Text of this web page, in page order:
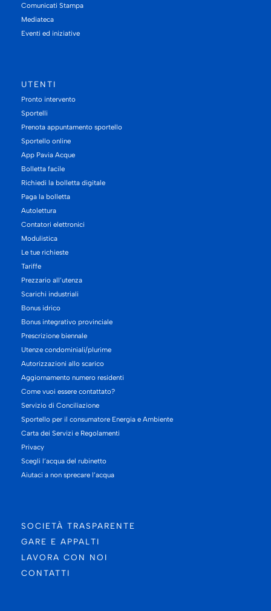
Comunicati Stampa
Mediateca
Eventi ed iniziative
UTENTI
Pronto intervento
Sportelli
Prenota appuntamento sportello
Sportello online
App Pavia Acque
Bolletta facile
Richiedi la bolletta digitale
Paga la bolletta
Autolettura
Contatori elettronici
Modulistica
Le tue richieste
Tariffe
Prezzario all’utenza
Scarichi industriali
Bonus idrico
Bonus integrativo provinciale
Prescrizione biennale
Utenze condominiali/plurime
Autorizzazioni allo scarico
Aggiornamento numero residenti
Come vuoi essere contattato?
Servizio di Conciliazione
Sportello per il consumatore Energia e Ambiente
Carta dei Servizi e Regolamenti
Privacy
Scegli l’acqua del rubinetto
Aiutaci a non sprecare l’acqua
SOCIETÀ TRASPARENTE
GARE E APPALTI
LAVORA CON NOI
CONTATTI